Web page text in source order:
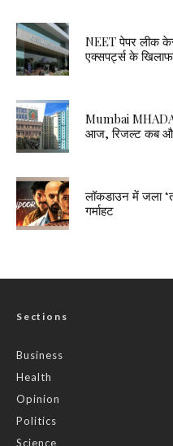
NEET पेपर लीक
एक्सपर्ट्स के खिलाफ
Mumbai
आज, रिजल्ट कब
लॉकडाउन में जला
गर्माहट
Sections
Business
Health
Opinion
Politics
Science